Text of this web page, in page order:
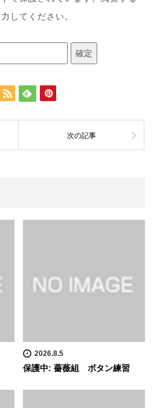
n
してください。
次の記事
2026.8.5
保護中: 薔薇組 ボタン練習